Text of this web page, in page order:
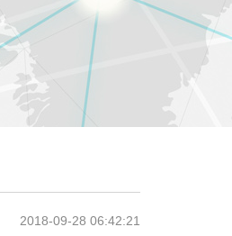
2018-09-28 06:42:21